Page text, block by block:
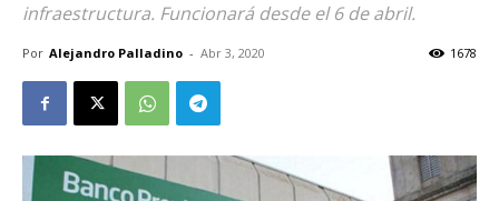
infraestructura. Funcionará desde el 6 de abril.
Por Alejandro Palladino - Abr 3, 2020 1678